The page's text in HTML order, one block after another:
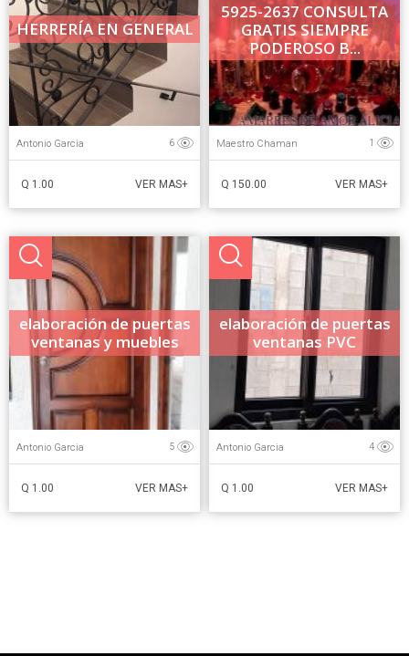
HERRERÍA EN GENERAL
Antonio Garcia 6
Q 1.00 VER MAS+
5925-2637 CONSULTA
GRATIS SIEMPRE
PODEROSO B...
Maestro Chaman 1
Q 150.00 VER MAS+
elaboración de puertas
ventanas y muebles
Antonio Garcia 5
Q 1.00 VER MAS+
elaboración de puertas
ventanas PVC
Antonio Garcia 4
Q 1.00 VER MAS+